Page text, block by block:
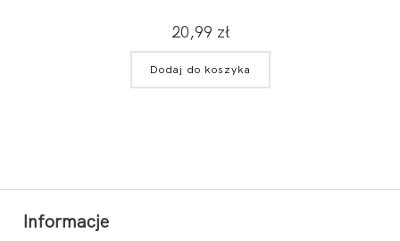
20,99 zł
Dodaj do koszyka
Informacje